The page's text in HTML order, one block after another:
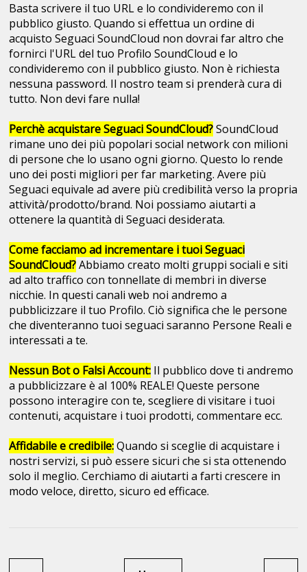
Basta scrivere il tuo URL e lo condivideremo con il
pubblico giusto. Quando si effettua un ordine di
acquisto Seguaci SoundCloud non dovrai far altro che
fornirci l'URL del tuo Profilo SoundCloud e lo
condivideremo con il pubblico giusto. Non è richiesta
nessuna password. Il nostro team si prenderà cura di
tutto. Non devi fare nulla!
Perchè acquistare Seguaci SoundCloud?SoundCloud
rimane uno dei più popolari social network con milioni
di persone che lo usano ogni giorno. Questo lo rende
uno dei posti migliori per far marketing. Avere più
Seguaci equivale ad avere più credibilità verso la propria
attività/prodotto/brand. Noi possiamo aiutarti a
ottenere la quantità di Seguaci desiderata.
Come facciamo ad incrementare i tuoi Seguaci
SoundCloud?Abbiamo creato molti gruppi sociali e siti
ad alto traffico con tonnellate di membri in diverse
nicchie. In questi canali web noi andremo a
pubblicizzare il tuo Profilo. Ciò significa che le persone
che diventeranno tuoi seguaci saranno Persone Reali e
interessati a te.
Nessun Bot o Falsi Account: Il pubblico dove ti andremo
a pubblicizzare è al 100% REALE! Queste persone
possono interagire con te, scegliere di visitare i tuoi
contenuti, acquistare i tuoi prodotti, commentare ecc.
Affidabile e credibile:Quando si sceglie di acquistare i
nostri servizi, si può essere sicuri che si sta ottenendo
solo il meglio. Cerchiamo di aiutarti a farti crescere in
modo veloce, diretto, sicuro ed efficace.